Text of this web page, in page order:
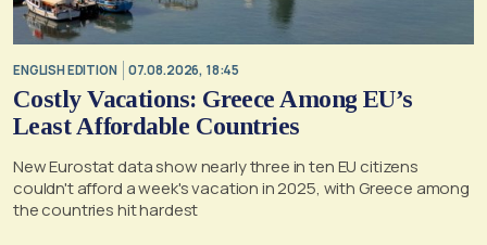
ENGLISH EDITION 07.08.2026, 18:45
Costly Vacations: Greece Among EU’s
Least Affordable Countries
New Eurostat data show nearly three in ten EU citizens
couldn't afford a week's vacation in 2025, with Greece among
the countries hit hardest